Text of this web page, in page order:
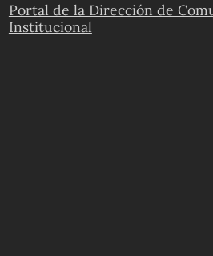
Portal de la Dirección de
Institucional